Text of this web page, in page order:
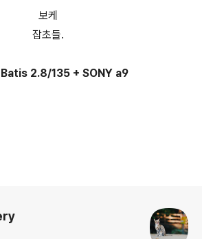
보케
잡초들.
2.8/135 + SONY a9